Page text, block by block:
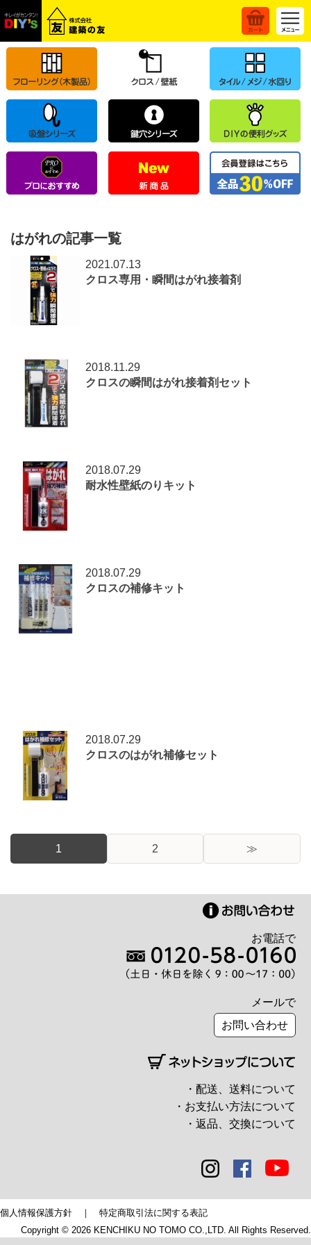
はがれの記事一覧
2021.07.13
クロス専用・瞬間はがれ接着剤
2018.11.29
クロスの瞬間はがれ接着剤セット
2018.07.29
耐水性壁紙のりキット
2018.07.29
クロスの補修キット
2018.07.29
クロスのはがれ補修セット
1 2 ≫
お電話で
メールで
お問い合わせ
・配送、送料について
・お支払い方法について
・返品、交換について
個人情報保護方針 ｜ 特定商取引法に関する表記
Copyright © 2026 KENCHIKU NO TOMO CO.,LTD. All Rights Reserved.